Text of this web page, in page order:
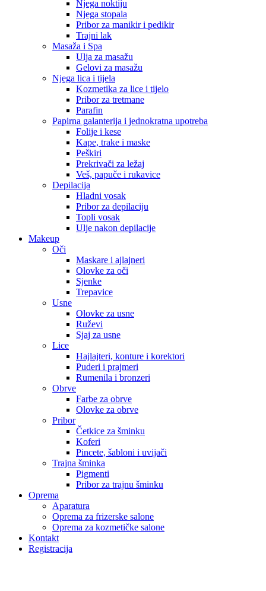
Njega noktiju
Njega stopala
Pribor za manikir i pedikir
Trajni lak
Masaža i Spa
Ulja za masažu
Gelovi za masažu
Njega lica i tijela
Kozmetika za lice i tijelo
Pribor za tretmane
Parafin
Papirna galanterija i jednokratna upotreba
Folije i kese
Kape, trake i maske
Peškiri
Prekrivači za ležaj
Veš, papuče i rukavice
Depilacija
Hladni vosak
Pribor za depilaciju
Topli vosak
Ulje nakon depilacije
Makeup
Oči
Maskare i ajlajneri
Olovke za oči
Sjenke
Trepavice
Usne
Olovke za usne
Ruževi
Sjaj za usne
Lice
Hajlajteri, konture i korektori
Puderi i prajmeri
Rumenila i bronzeri
Obrve
Farbe za obrve
Olovke za obrve
Pribor
Četkice za šminku
Koferi
Pincete, šabloni i uvijači
Trajna šminka
Pigmenti
Pribor za trajnu šminku
Oprema
Aparatura
Oprema za frizerske salone
Oprema za kozmetičke salone
Kontakt
Registracija